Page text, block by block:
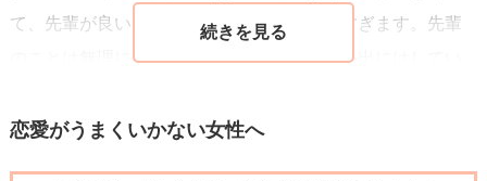
て、先輩が良いかも・・！って？都合が良すぎます。先輩
のことは無理に忘れないで良いですが、思い出にはしてい
追いたいのなら、止めませんが…今の幸せにちゃんと気づ
恋愛がうまくいかない女性へ